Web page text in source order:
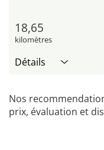
18,65
kilomètres
Détails
Nos
prix, évaluation et